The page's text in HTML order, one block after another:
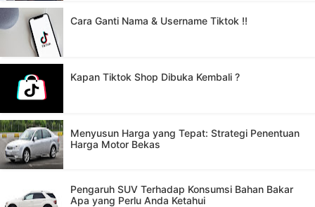
Cara Ganti Nama & Username Tiktok !!
Kapan Tiktok Shop Dibuka Kembali ?
Menyusun Harga yang Tepat: Strategi Penentuan
Harga Motor Bekas
Pengaruh SUV Terhadap Konsumsi Bahan Bakar
Apa yang Perlu Anda Ketahui